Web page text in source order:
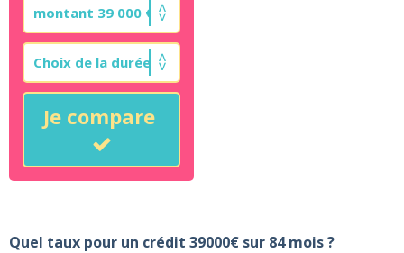
Je compare
Quel taux pour un crédit 39000€ sur 84 mois ?